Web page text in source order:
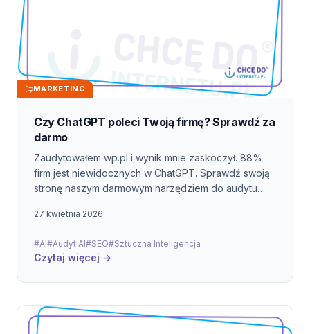
MARKETING
Czy ChatGPT poleci Twoją firmę? Sprawdź za
darmo
Zaudytowałem wp.pl i wynik mnie zaskoczył. 88%
firm jest niewidocznych w ChatGPT. Sprawdź swoją
stronę naszym darmowym narzędziem do audytu
27 kwietnia 2026
#AI#Audyt AI#SEO#Sztuczna Inteligencja
Czytaj więcej →